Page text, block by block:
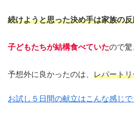
続けようと思った決め手は家族の反
子どもたちが結構食べていたので驚
予想外に良かったのは、 レパート
お試し５日間の献立はこんな感じで